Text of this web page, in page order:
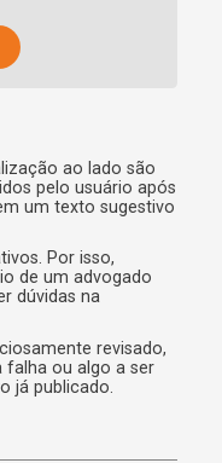
ao lado são
pelo usuário após
um texto sugestivo
Por isso,
de um advogado
dúvidas na
revisado,
falha ou algo a ser
já publicado.